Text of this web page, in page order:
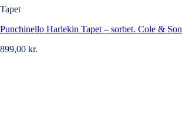
Tapet
Punchinello Harlekin Tapet – sorbet. Cole & Son
899,00 kr.